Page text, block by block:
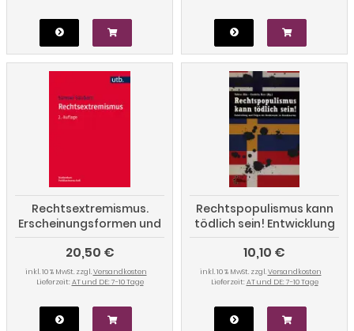
Rechtsextremismus.
Erscheinungsformen und
Erklärungsansätze (2.
Auflage)
20,50 €
inkl. 10 % MwSt. zzgl.Versandkosten
Lieferzeit: AT und DE: 7-10 Tage
Rechtspopulismus kann
tödlich sein! Entwicklung
und Folgen des
Rechtsrucks in
Skandinavien
10,10 €
inkl. 10 % MwSt. zzgl.Versandkosten
Lieferzeit: AT und DE: 7-10 Tage